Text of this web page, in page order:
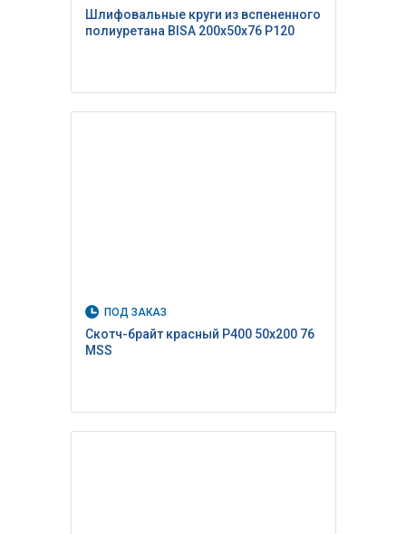
Шлифовальные круги из вспененного
полиуретана BISA 200x50x76 P120
ПОД ЗАКАЗ
Скотч-брайт красный P400 50х200 76
MSS